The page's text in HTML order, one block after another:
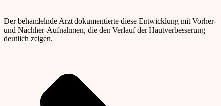
Der behandelnde Arzt dokumentierte diese Entwicklung mit Vorher-
und Nachher-Aufnahmen, die den Verlauf der Hautverbesserung
deutlich zeigen.